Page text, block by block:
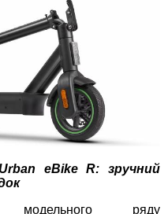
eBike R: зручний
модельного ряду